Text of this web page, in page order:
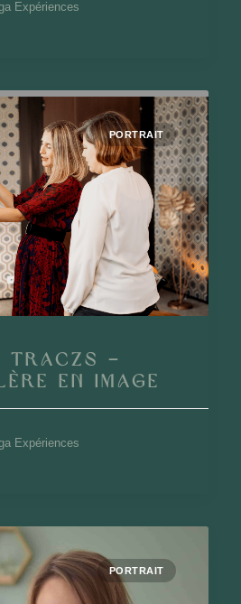
Expériences
PORTRAIT
Traczs –
en image
Expériences
PORTRAIT